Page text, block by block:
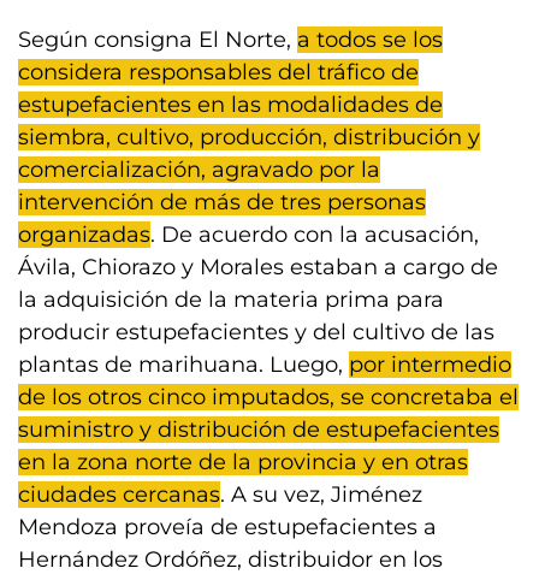
Según consigna El Norte, a todos se los
considera responsables del tráfico de
estupefacientes en las modalidades de
siembra, cultivo, producción, distribución y
comercialización, agravado por la
intervención de más de tres personas
organizadas. De acuerdo con la acusación,
Ávila, Chiorazo y Morales estaban a cargo de
la adquisición de la materia prima para
producir estupefacientes y del cultivo de las
plantas de marihuana. Luego, por intermedio
de los otros cinco imputados, se concretaba el
suministro y distribución de estupefacientes
en la zona norte de la provincia y en otras
ciudades cercanas. A su vez, Jiménez
Mendoza proveía de estupefacientes a
Hernández Ordóñez, distribuidor en los